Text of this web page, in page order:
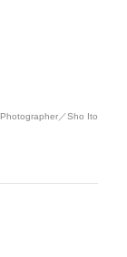
Photographer／Sho Ito